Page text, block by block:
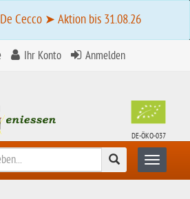
Cecco ➤ Aktion bis 31.08.26
Ihr Konto Anmelden
DE-ÖKO-037
Suchen Toggle